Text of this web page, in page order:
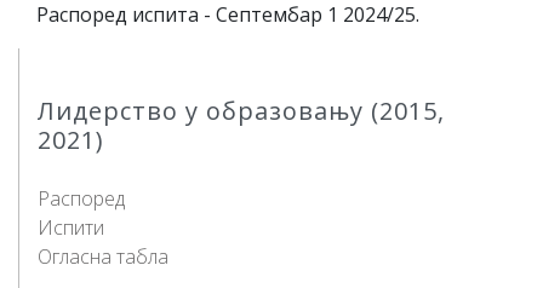
Лидерство у образовању (2015,
2021)
Распоред
Испити
Огласна табла
Распоред испита - Септембар 1 2024/25.